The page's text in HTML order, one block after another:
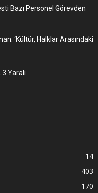
Bazı Personel Görevden
‘Kültür, Halklar Arasındaki
Yaralı
14
403
170